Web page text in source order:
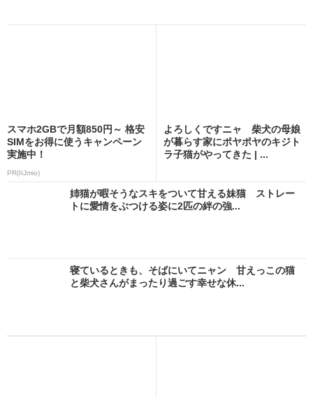
スマホ2GBで月額850円～ 格安
SIMをお得に使うキャンペーン
実施中！
PR(IIJmio)
よろしくですニャ 柴犬の母娘
が暮らす家にポヤポヤのキジト
ラ子猫がやってきた | ...
姉猫が暇そうなスキをついて甘える妹猫 ストレー
トに愛情をぶつける姿に2匹の絆の強...
寝ているときも、そばにいてニャン 甘えっこの猫
と柴犬さんがまったり過ごす幸せな休...